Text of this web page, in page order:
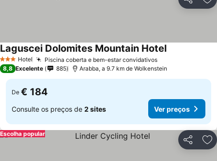
Partilhar
3 EstrelasHotel Piscina coberta e bem-estar convidativosVer preços
Laguscei Dolomites Mountain HotelVer preços
8,8 Excelente 885 Arabba, a 9.7 km de Wolkenstein
De € 184
Consulte os preços de 2 sites Ver preços
Partilhar
Escolha popular